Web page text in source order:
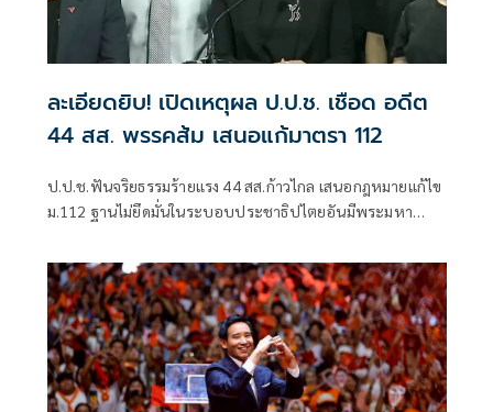
ละเอียดยิบ! เปิดเหตุผล ป.ป.ช. เชือด อดีต
44 สส. พรรคส้ม เสนอแก้มาตรา 112
ป.ป.ช.ฟันจริยธรรมร้ายแรง 44 สส.ก้าวไกล เสนอกฎหมายแก้ไข
ม.112 ฐานไม่ยึดมั่นในระบอบประชาธิปไตยอันมีพระมหา
หน้า ส่งศาลฎีกาฟัน